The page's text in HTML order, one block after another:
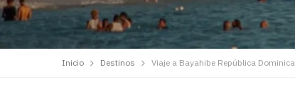
Inicio Destinos Viaje a Bayahibe República